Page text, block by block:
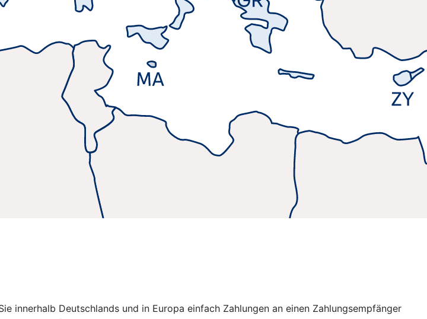
innerhalb Deutschlands und in Europa einfach Zahlungen an einen Zahlungsempfänger